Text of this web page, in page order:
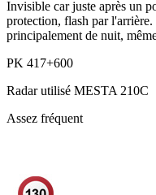
Invisible car juste après un
protection, flash par l'arrière.
principalement de nuit,
PK 417+600
Radar utilisé MESTA 210C
Assez fréquent